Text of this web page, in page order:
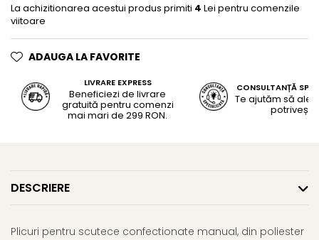
La achizitionarea acestui produs primiti 4 Lei pentru comenzile
viitoare
ADAUGA LA FAVORITE
LIVRARE EXPRESS
Beneficiezi de livrare
gratuită pentru comenzi
mai mari de 299 RON.
CONSULTANȚĂ
Te ajutăm să
DESCRIERE
Plicuri pentru scutece confectionate manual, din poliester